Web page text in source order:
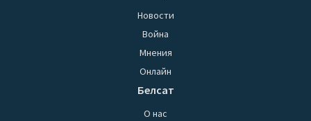
Новости
Война
Мнения
Онлайн
Белсат
О нас